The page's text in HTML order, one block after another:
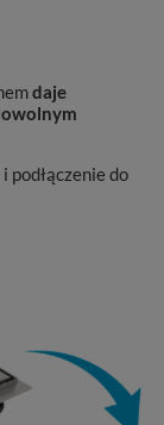
daje
i podłączenie do